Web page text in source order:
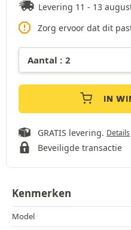
Levering 11 - 13
Zorg ervoor dat dit
IN
GRATIS levering. Details
Beveiligde transactie
Kenmerken
Model